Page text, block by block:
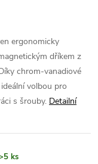
ergonomicky
dříkem z
chrom-vanadiové
volbou pro
s šrouby. Detailní
ks